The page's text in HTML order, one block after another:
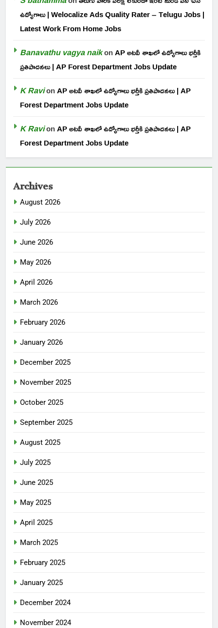
ఉద్యోగాలు | Welocalize Ads Quality Rater – Telugu Jobs |
Latest Work From Home Jobs
Banavathu vagya naikonAP అటవీ శాఖలో ఉద్యోగాలు భర్తీకి
ప్రతిపాదనలు | AP Forest Department Jobs Update
K RavionAP అటవీ శాఖలో ఉద్యోగాలు భర్తీకి ప్రతిపాదనలు | AP
Forest Department Jobs Update
K RavionAP అటవీ శాఖలో ఉద్యోగాలు భర్తీకి ప్రతిపాదనలు | AP
Forest Department Jobs Update
Archives
August 2026
July 2026
June 2026
May 2026
April 2026
March 2026
February 2026
January 2026
December 2025
November 2025
October 2025
September 2025
August 2025
July 2025
June 2025
May 2025
April 2025
March 2025
February 2025
January 2025
December 2024
November 2024